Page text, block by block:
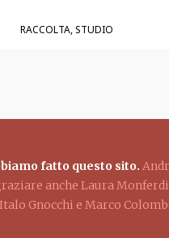
RACCOLTA STUDIO
fatto questo sito.
anche Laura
Gnocchi e Marco